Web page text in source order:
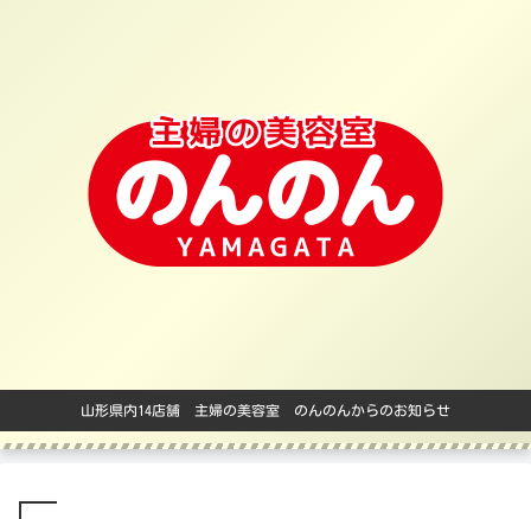
山形県内14店舗 主婦の美容室 のんのんからのお知らせ